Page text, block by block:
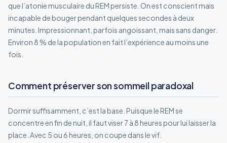
que l’atonie musculaire du REM persiste. On est conscient mais
incapable de bouger pendant quelques secondes à deux
minutes. Impressionnant, parfois angoissant, mais sans danger.
Environ 8 % de la population en fait l’expérience au moins une
fois.
Comment préserver son sommeil paradoxal
Dormir suffisamment, c’est la base. Puisque le REM se
concentre en fin de nuit, il faut viser 7 à 8 heures pour lui laisser la
place. Avec 5 ou 6 heures, on coupe dans le vif.